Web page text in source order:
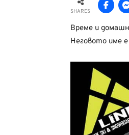
SHARES
Време и
Неговото име е